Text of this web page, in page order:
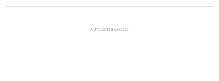
ADVERTISEMENT